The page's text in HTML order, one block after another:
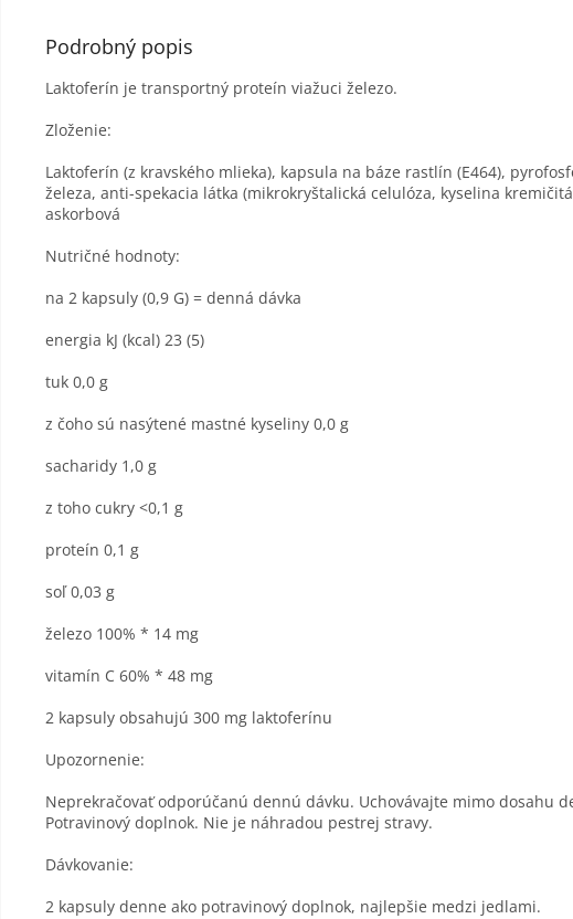
Podrobný popis
Laktoferín je transportný proteín viažuci železo.
Zloženie:
Laktoferín (z kravského mlieka), kapsula na báze rastlín (E464),
železa, anti-spekacia látka (mikrokryštalická celulóza, kyselina
askorbová
Nutričné hodnoty:
na 2 kapsuly (0,9 G) = denná dávka
energia kJ (kcal) 23 (5)
tuk 0,0 g
z čoho sú nasýtené mastné kyseliny 0,0 g
sacharidy 1,0 g
z toho cukry <0,1 g
proteín 0,1 g
soľ 0,03 g
železo 100% * 14 mg
vitamín C 60% * 48 mg
2 kapsuly obsahujú 300 mg laktoferínu
Upozornenie:
Neprekračovať odporúčanú dennú dávku. Uchovávajte mimo dosahu
Potravinový doplnok. Nie je náhradou pestrej stravy.
Dávkovanie:
2 kapsuly denne ako potravinový doplnok, najlepšie medzi jedlami.